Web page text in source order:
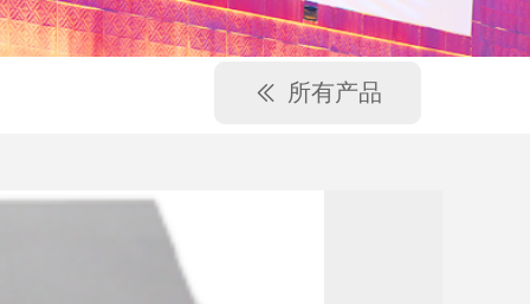
ꅃ 所有产品